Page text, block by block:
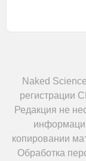
Naked
регистрации
Редакция не
копировании
Обработка